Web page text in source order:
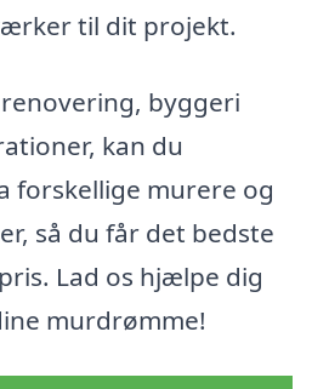
til dit projekt.
byggeri
kan du
forskellige murere og
så du får det bedste
Lad os hjælpe dig
murdrømme!